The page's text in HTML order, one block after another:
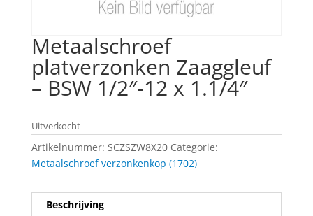
Metaalschroef
platverzonken Zaaggleuf
– BSW 1/2″-12 x 1.1/4″
Uitverkocht
Artikelnummer: SCZSZW8X20 Categorie:
Metaalschroef verzonkenkop (1702)
Beschrijving